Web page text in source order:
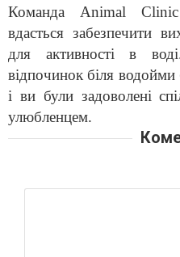
Команда Animal
вдасться забезпечити
для активності в
відпочинок біля
і ви були задоволені
улюбленцем.